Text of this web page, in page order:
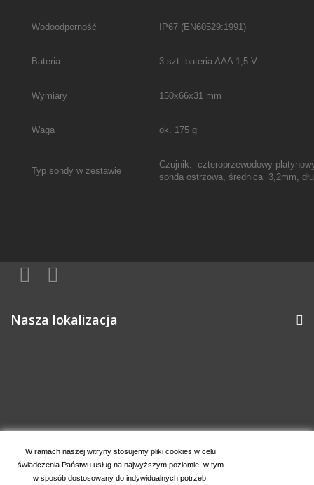
Wodoodporność IP67 (EN60529:1991)
Bateria 3 szt. bateria AAA 1,5 V
Wymiary 150x66x31 mm
Waga ok. 175 g
Typ sondy w zestawie
Czujnik: czteroprzewodowy
sonda ostrzowa, średnica 3,2mm,
W ramach naszej witryny stosujemy pliki cookies w celu
świadczenia Państwu usług na najwyższym poziomie, w tym
w sposób dostosowany do indywidualnych potrzeb.
Nasza lokalizacja
Moje konto